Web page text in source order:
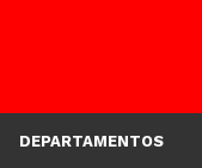
DEPARTAMENTOS